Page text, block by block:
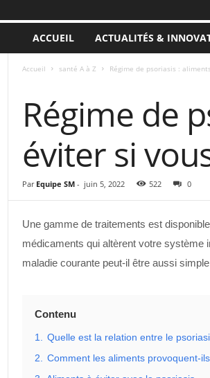
ACCUEIL ACTUALITÉS &
Accueil santé A à Z Régime de psoriasis :
Régime de
éviter si
Par Equipe SM- juin 5, 2022 522 0
Une gamme de traitements est
médicaments qui altèrent votre
maladie courante peut-il être aussi
Contenu
1. Quelle est la relation entre le
2. Comment les aliments provoquent-